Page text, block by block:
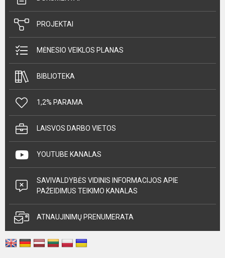
PROJEKTAI
MĖNESIO VEIKLOS PLANAS
BIBLIOTEKA
1,2% PARAMA
LAISVOS DARBO VIETOS
YOUTUBE KANALAS
SAVIVALDYBĖS VIDINIS INFORMACIJOS APIE
PAŽEIDIMUS TEIKIMO KANALAS
ATNAUJINIMŲ PRENUMERATA